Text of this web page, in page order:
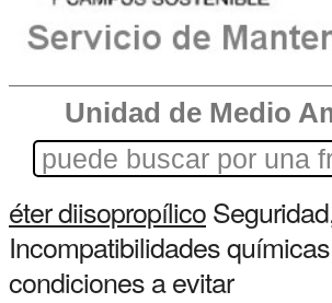
Unidad de Medio
éter diisopropílico
Incompatibilidades
condiciones a evitar